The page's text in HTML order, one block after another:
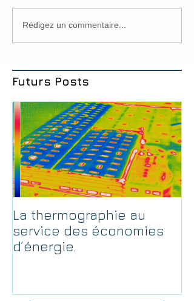
Rédigez un commentaire...
Futurs Posts
La thermographie au
service des économies
d’énergie.